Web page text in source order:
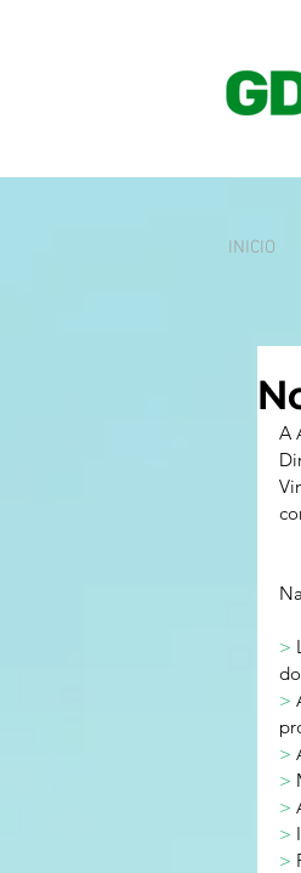
INICIO
A
>
>
>
>
>
>
>